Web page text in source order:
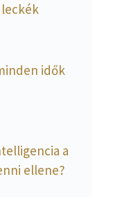
idők
a
ellene?